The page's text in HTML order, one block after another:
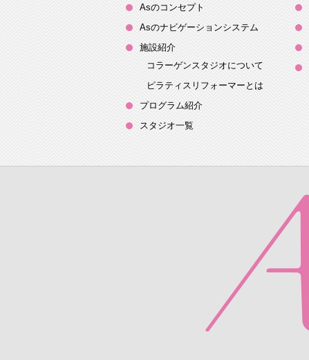
Asのコンセプト
Asのナビゲーションシステム
施設紹介
コラーゲンスタジオについて
ピラティスリフォーマーとは
プログラム紹介
スタジオ一覧